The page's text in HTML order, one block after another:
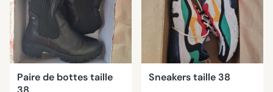
Paire de bottes taille
Sneakers taille 38